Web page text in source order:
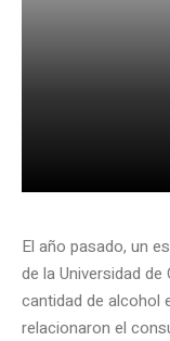
El año pasado, un
de la Universidad
cantidad de alcohol
relacionaron el